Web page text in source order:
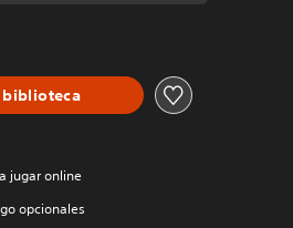
jugar online
opcionales